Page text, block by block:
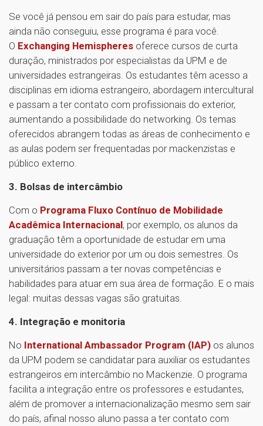
Se você já pensou em sair do país para estudar, mas
ainda não conseguiu, esse programa é para você.
O Exchanging Hemispheres oferece cursos de curta
duração, ministrados por especialistas da UPM e de
universidades estrangeiras. Os estudantes têm acesso a
disciplinas em idioma estrangeiro, abordagem intercultural
e passam a ter contato com profissionais do exterior,
aumentando a possibilidade do networking. Os temas
oferecidos abrangem todas as áreas de conhecimento e
as aulas podem ser frequentadas por mackenzistas e
público externo.
3. Bolsas de intercâmbio
Com o Programa Fluxo Contínuo de Mobilidade
Acadêmica Internacional, por exemplo, os alunos da
graduação têm a oportunidade de estudar em uma
universidade do exterior por um ou dois semestres. Os
universitários passam a ter novas competências e
habilidades para atuar em sua área de formação. E o mais
legal: muitas dessas vagas são gratuitas.
4. Integração e monitoria
No International Ambassador Program (IAP) os alunos
da UPM podem se candidatar para auxiliar os estudantes
estrangeiros em intercâmbio no Mackenzie. O programa
facilita a integração entre os professores e estudantes,
além de promover a internacionalização mesmo sem sair
do país, afinal nosso aluno passa a ter contato com